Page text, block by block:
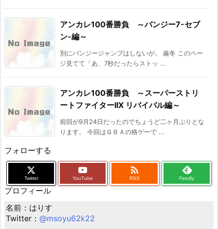
アンカレ100番勝負 ～バンジー7-セブ
ン-編～
別にバンジージャンプはしないが。 厳冬 このペー
ジ見てて「あ、7秒だったらストッ ...
アンカレ100番勝負 ～スーパーストリ
ートファイターIIX リバイバル編～
前回が9月24日だったのでちょうど二ヶ月ぶりとな
ります。 今回はＧＢＡの格ゲーで ...
フォローする
Twitter YouTube

RSS Feedly
プロフィール
名前：はりす
Twitter： @msoyu62k22